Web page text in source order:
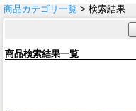
商品カテゴリ一覧 > 検索結果
商品検索結果一覧